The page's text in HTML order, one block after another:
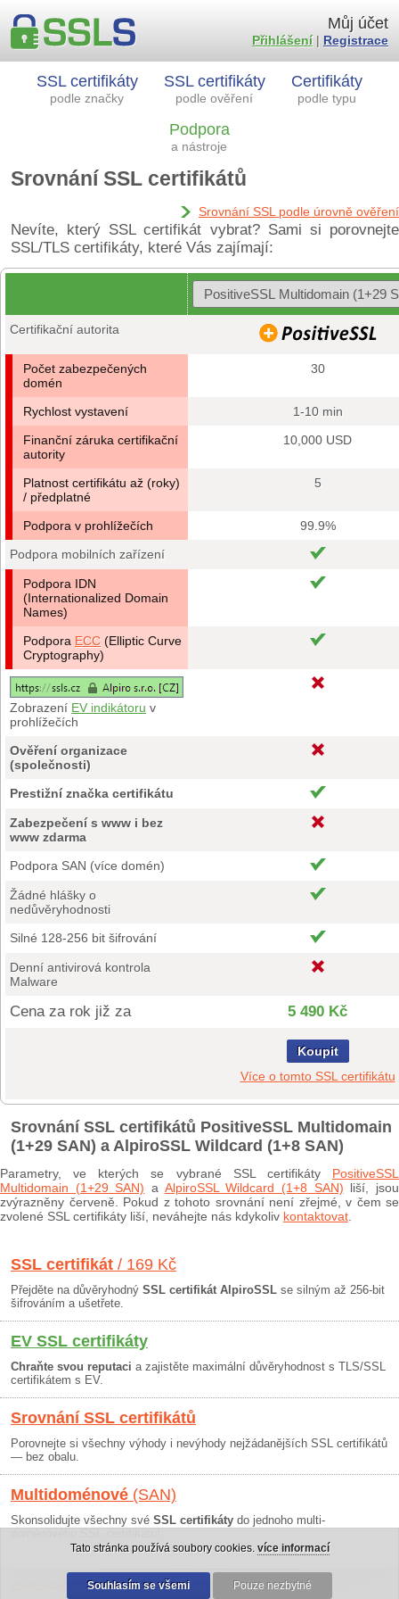
SSL certifikáty
podle značky
SSL certifikáty
podle ověření
Certifikáty
podle typu
Podpora
a nástroje
Můj účet
Přihlášení| Registrace
Srovnání SSL certifikátů
Srovnání SSL podle úrovně ověření
Nevíte, který SSL certifikát vybrat? Sami si porovnejte
SSL/TLS certifikáty, které Vás zajímají:
Certifikační autorita
Počet zabezpečených
domén
30
Rychlost vystavení
1-10 min
Finanční záruka certifikační
autority
10,000 USD
Platnost certifikátu až (roky)
/ předplatné
5
Podpora v prohlížečích
99.9%
Podpora mobilních zařízení
Podpora IDN
(Internationalized Domain
Names)
Podpora ECC (Elliptic Curve
Cryptography)
Zobrazení EV indikátoru v
prohlížečích
Ověření organizace
(společnosti)
Prestižní značka certifikátu
Zabezpečení s www i bez
www zdarma
Podpora SAN (více domén)
Žádné hlášky o
nedůvěryhodnosti
Silné 128-256 bit šifrování
Denní antivirová kontrola
Malware
Cena za rok již za 5 490 Kč
Koupit
Více o tomto SSL certifikátu
Srovnání SSL certifikátů PositiveSSL Multidomain
(1+29 SAN) a AlpiroSSL Wildcard (1+8 SAN)
Parametry, ve kterých se vybrané SSL certifikáty PositiveSSL
Multidomain (1+29 SAN) a AlpiroSSL Wildcard (1+8 SAN) liší, jsou
zvýrazněny červeně. Pokud z tohoto srovnání není zřejmé, v čem se
zvolené SSL certifikáty liší, neváhejte nás kdykoliv kontaktovat
SSL certifikát / 169 Kč
Přejděte na důvěryhodný SSL certifikát AlpiroSSL se silným až 256-bit
šifrováním a ušetřete.
EV SSL certifikáty
Chraňte svou reputaci a zajistěte maximální důvěryhodnost s TLS/SSL
certifikátem s EV.
Srovnání SSL certifikátů
Porovnejte si všechny výhody i nevýhody nejžádanějších SSL certifikátů
— bez obalu.
Multidoménové (SAN)
Skonsolidujte všechny své SSL certifikáty do jednoho multi-
Obchodní podmínky|30 dní záruka
Tato stránka používá soubory cookies. více informací
Souhlasím se všemi Pouze nezbytné